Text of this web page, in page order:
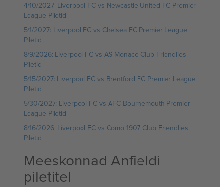
4/10/2027: Liverpool FC vs Newcastle United FC Premier
League Piletid
5/1/2027: Liverpool FC vs Chelsea FC Premier League
Piletid
8/9/2026: Liverpool FC vs AS Monaco Club Friendlies
Piletid
5/15/2027: Liverpool FC vs Brentford FC Premier League
Piletid
5/30/2027: Liverpool FC vs AFC Bournemouth Premier
League Piletid
8/16/2026: Liverpool FC vs Como 1907 Club Friendlies
Piletid
Meeskonnad Anfieldi
piletitel